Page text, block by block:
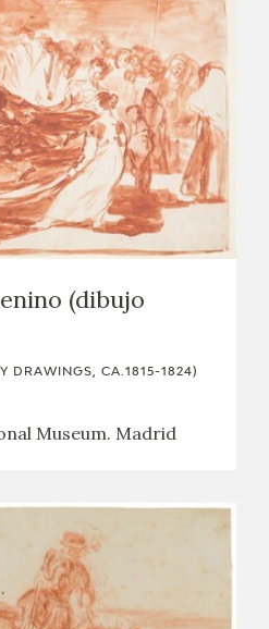
(dibujo
DRAWINGS, CA.1815-1824)
Museum. Madrid